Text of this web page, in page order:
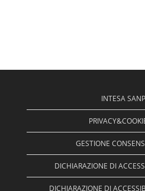
INTESA
GESTIONE
DICHIARAZIONE DI
DICHIARAZIONE DI